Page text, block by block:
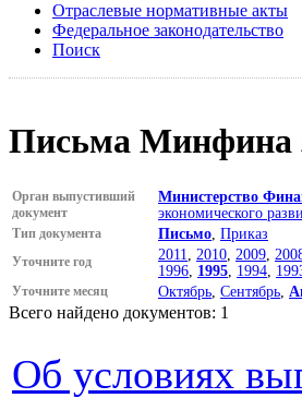
Отраслевые нормативные акты
Федеральное законодательство
Поиск
Письма Минфина
Орган выпустивший
документ
Министерство
экономического
Тип документа Письмо Приказ
Уточните год 2011 2010 2009
1996 1995 1994
Уточните месяц Октябрь Сентябрь
Всего найдено документов: 1
Об условиях